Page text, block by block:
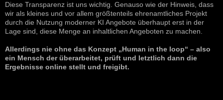
Diese Transparenz ist uns wichtig. Genauso wie der Hinweis, dass
wir als kleines und vor allem größtenteils ehrenamtliches Projekt
durch die Nutzung moderner KI Angebote überhaupt erst in der
Lage sind, diese Menge an inhaltlichen Angeboten zu machen.
Allerdings nie ohne das Konzept „Human in the loop“ – also
ein Mensch der überarbeitet, prüft und letztlich dann die
Ergebnisse online stellt und freigibt.